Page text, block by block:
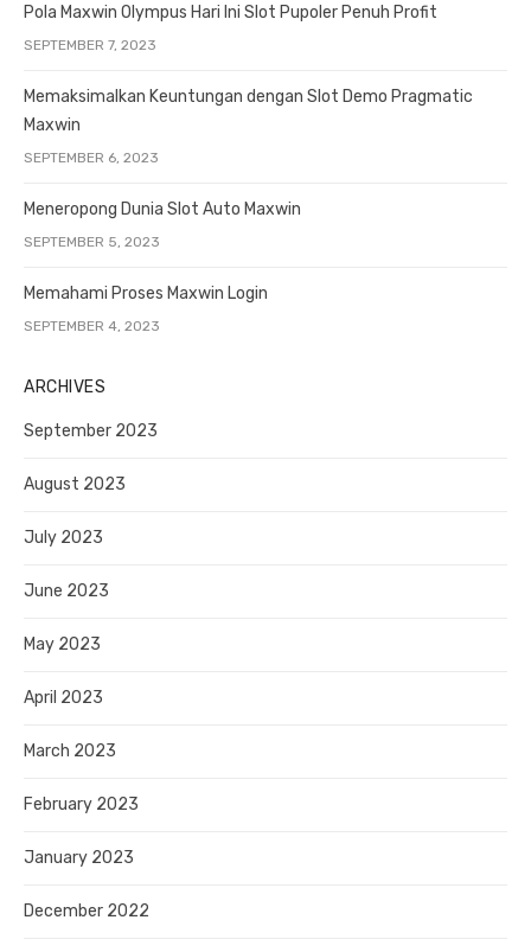
Pola Maxwin Olympus Hari Ini Slot Pupoler Penuh Profit
SEPTEMBER 7, 2023
Memaksimalkan Keuntungan dengan Slot Demo Pragmatic
Maxwin
SEPTEMBER 6, 2023
Meneropong Dunia Slot Auto Maxwin
SEPTEMBER 5, 2023
Memahami Proses Maxwin Login
SEPTEMBER 4, 2023
ARCHIVES
September 2023
August 2023
July 2023
June 2023
May 2023
April 2023
March 2023
February 2023
January 2023
December 2022